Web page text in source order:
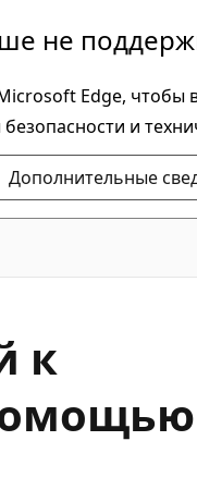
не
Edge,
и
Дополнительные
к